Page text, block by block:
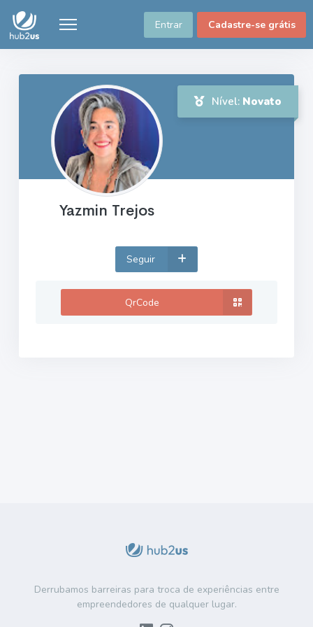
Entrar Cadastre-se grátis
Nível: Novato
Yazmin Trejos
Seguir
QrCode
Derrubamos barreiras para troca de experiências entre
empreendedores de qualquer lugar.